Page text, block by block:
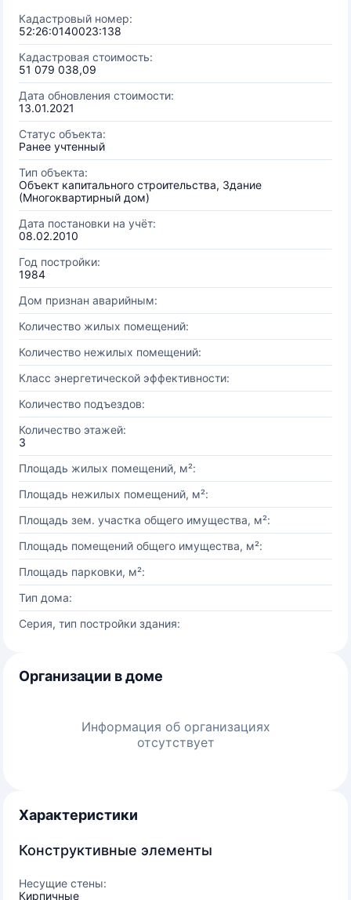
Кадастровый номер:
52:26:0140023:138
Кадастровая стоимость:
51 079 038,09
Дата обновления стоимости:
13.01.2021
Статус объекта:
Ранее учтенный
Тип объекта:
Объект капитального строительства, Здание
(Многоквартирный дом)
Дата постановки на учёт:
08.02.2010
Год постройки:
1984
Дом признан аварийным:
Количество жилых помещений:
Количество нежилых помещений:
Класс энергетической эффективности:
Количество подъездов:
Количество этажей:
3
Площадь жилых помещений, м²:
Площадь нежилых помещений, м²:
Площадь зем. участка общего имущества, м²:
Площадь помещений общего имущества, м²:
Площадь парковки, м²:
Тип дома:
Серия, тип постройки здания:
Организации в доме
Информация об организациях
отсутствует
Характеристики
Конструктивные элементы
Несущие стены:
Кирпичные